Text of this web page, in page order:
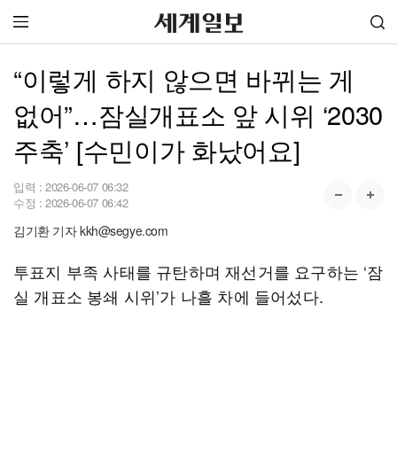
“이렇게 하지 않으면 바뀌는 게
없어”…잠실개표소 앞 시위 ‘2030
주축’ [수민이가 화났어요]
입력 : 2026-06-07 06:32
수정 : 2026-06-07 06:42
김기환 기자 kkh@segye.com
투표지 부족 사태를 규탄하며 재선거를 요구하는 ‘잠
실 개표소 봉쇄 시위’가 나흘 차에 들어섰다.